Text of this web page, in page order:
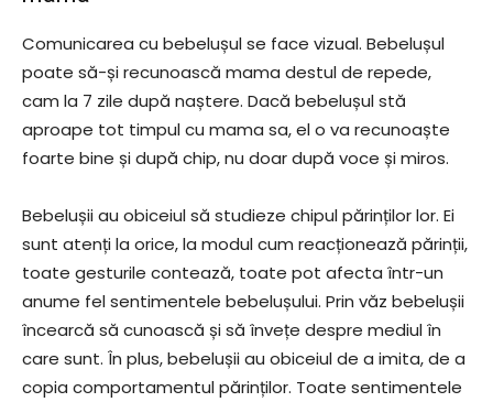
Comunicarea cu bebelușul se face vizual. Bebelușul
poate să-și recunoască mama destul de repede,
cam la 7 zile după naștere. Dacă bebelușul stă
aproape tot timpul cu mama sa, el o va recunoaște
foarte bine și după chip, nu doar după voce și miros.
Bebelușii au obiceiul să studieze chipul părinților lor. Ei
sunt atenți la orice, la modul cum reacționează părinții,
toate gesturile contează, toate pot afecta într-un
anume fel sentimentele bebelușului. Prin văz bebelușii
încearcă să cunoască și să învețe despre mediul în
care sunt. În plus, bebelușii au obiceiul de a imita, de a
copia comportamentul părinților. Toate sentimentele